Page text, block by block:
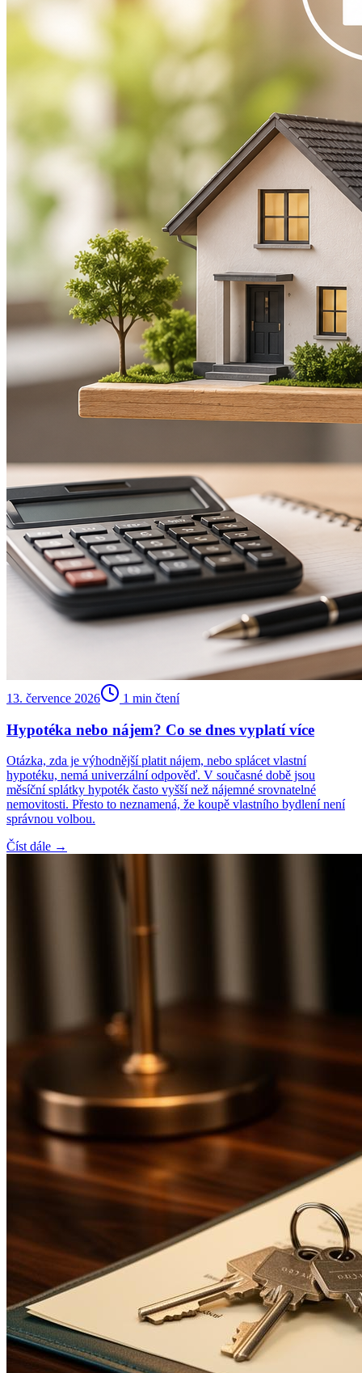
13. července 2026 1 min čtení
Hypotéka nebo nájem? Co se dnes vyplatí více
Otázka, zda je výhodnější platit nájem, nebo splácet vlastní
hypotéku, nemá univerzální odpověď. V současné době jsou
měsíční splátky hypoték často vyšší než nájemné srovnatelné
nemovitosti. Přesto to neznamená, že koupě vlastního bydlení není
správnou volbou.
Číst dále →